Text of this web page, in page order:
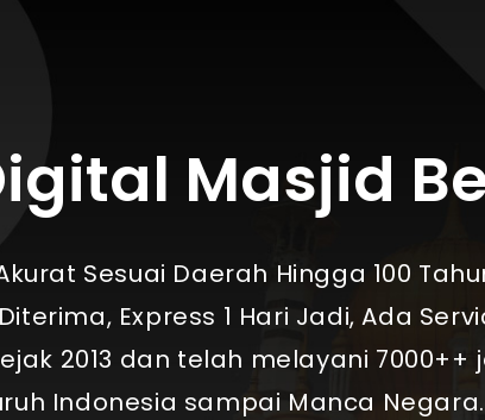
Masjid
Sesuai Daerah Hingga 100
Express 1 Hari Jadi, Ada
2013 dan telah melayani
Indonesia sampai Manca Negara.